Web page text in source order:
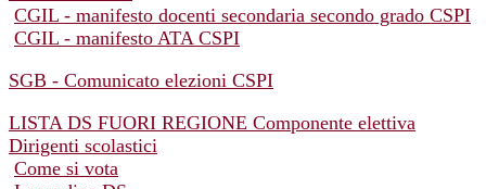
CGIL - manifesto docenti secondaria secondo grado CSPI
CGIL - manifesto ATA CSPI
SGB - Comunicato elezioni CSPI
LISTA DS FUORI REGIONE Componente elettiva
Dirigenti scolastici
Come si vota